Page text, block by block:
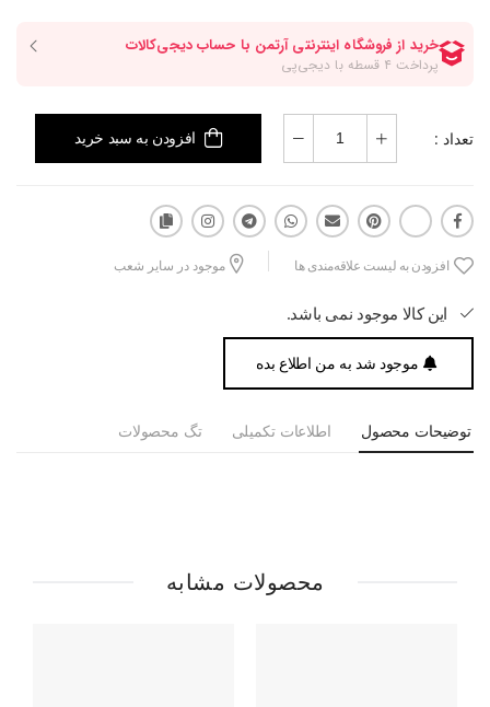
تعداد : افزودن به سبد خرید
افزودن به لیست علاقه‌مندی ها موجود در سایر شعب
این کالا موجود نمی باشد.
موجود شد به من اطلاع بده
توضیحات محصول اطلاعات تکمیلی تگ محصولات
محصولات مشابه